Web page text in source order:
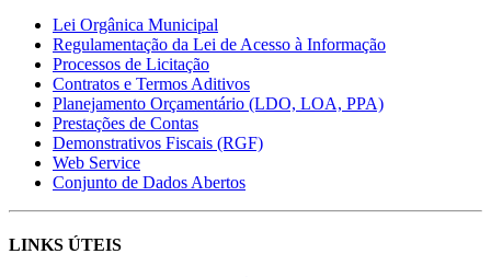
Lei Orgânica Municipal
Regulamentação da Lei de Acesso à Informação
Processos de Licitação
Contratos e Termos Aditivos
Planejamento Orçamentário (LDO, LOA, PPA)
Prestações de Contas
Demonstrativos Fiscais (RGF)
Web Service
Conjunto de Dados Abertos
LINKS ÚTEIS